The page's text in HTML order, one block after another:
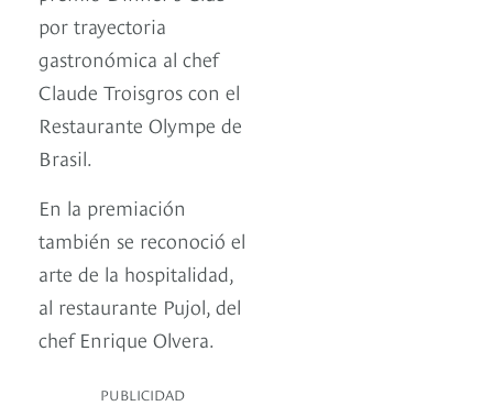
por trayectoria
gastronómica al chef
Claude Troisgros con el
Restaurante Olympe de
Brasil.
En la premiación
también se reconoció el
arte de la hospitalidad,
al restaurante Pujol, del
chef Enrique Olvera.
PUBLICIDAD